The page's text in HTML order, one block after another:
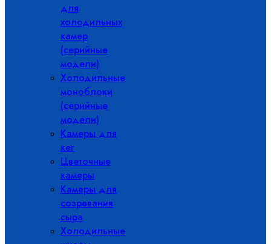
для
холодильных
камер
(серийные
модели)
Холодильные
моноблоки
(серийные
модели)
Камеры для
кег
Цветочные
камеры
Камеры для
созревания
сыра
Холодильные